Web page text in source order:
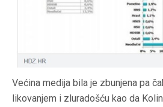
Većina medija bila je zbunjena pa
likovanjem i zluradošću kao da